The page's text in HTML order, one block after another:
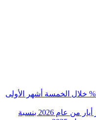
نمو الصادرات الوطنية بنسبة 5.8% خلال الخمسة أشهر الأولى
نمو كميات الإنتاج الصناعي لشهر أيار من عام 2026 بنسبة